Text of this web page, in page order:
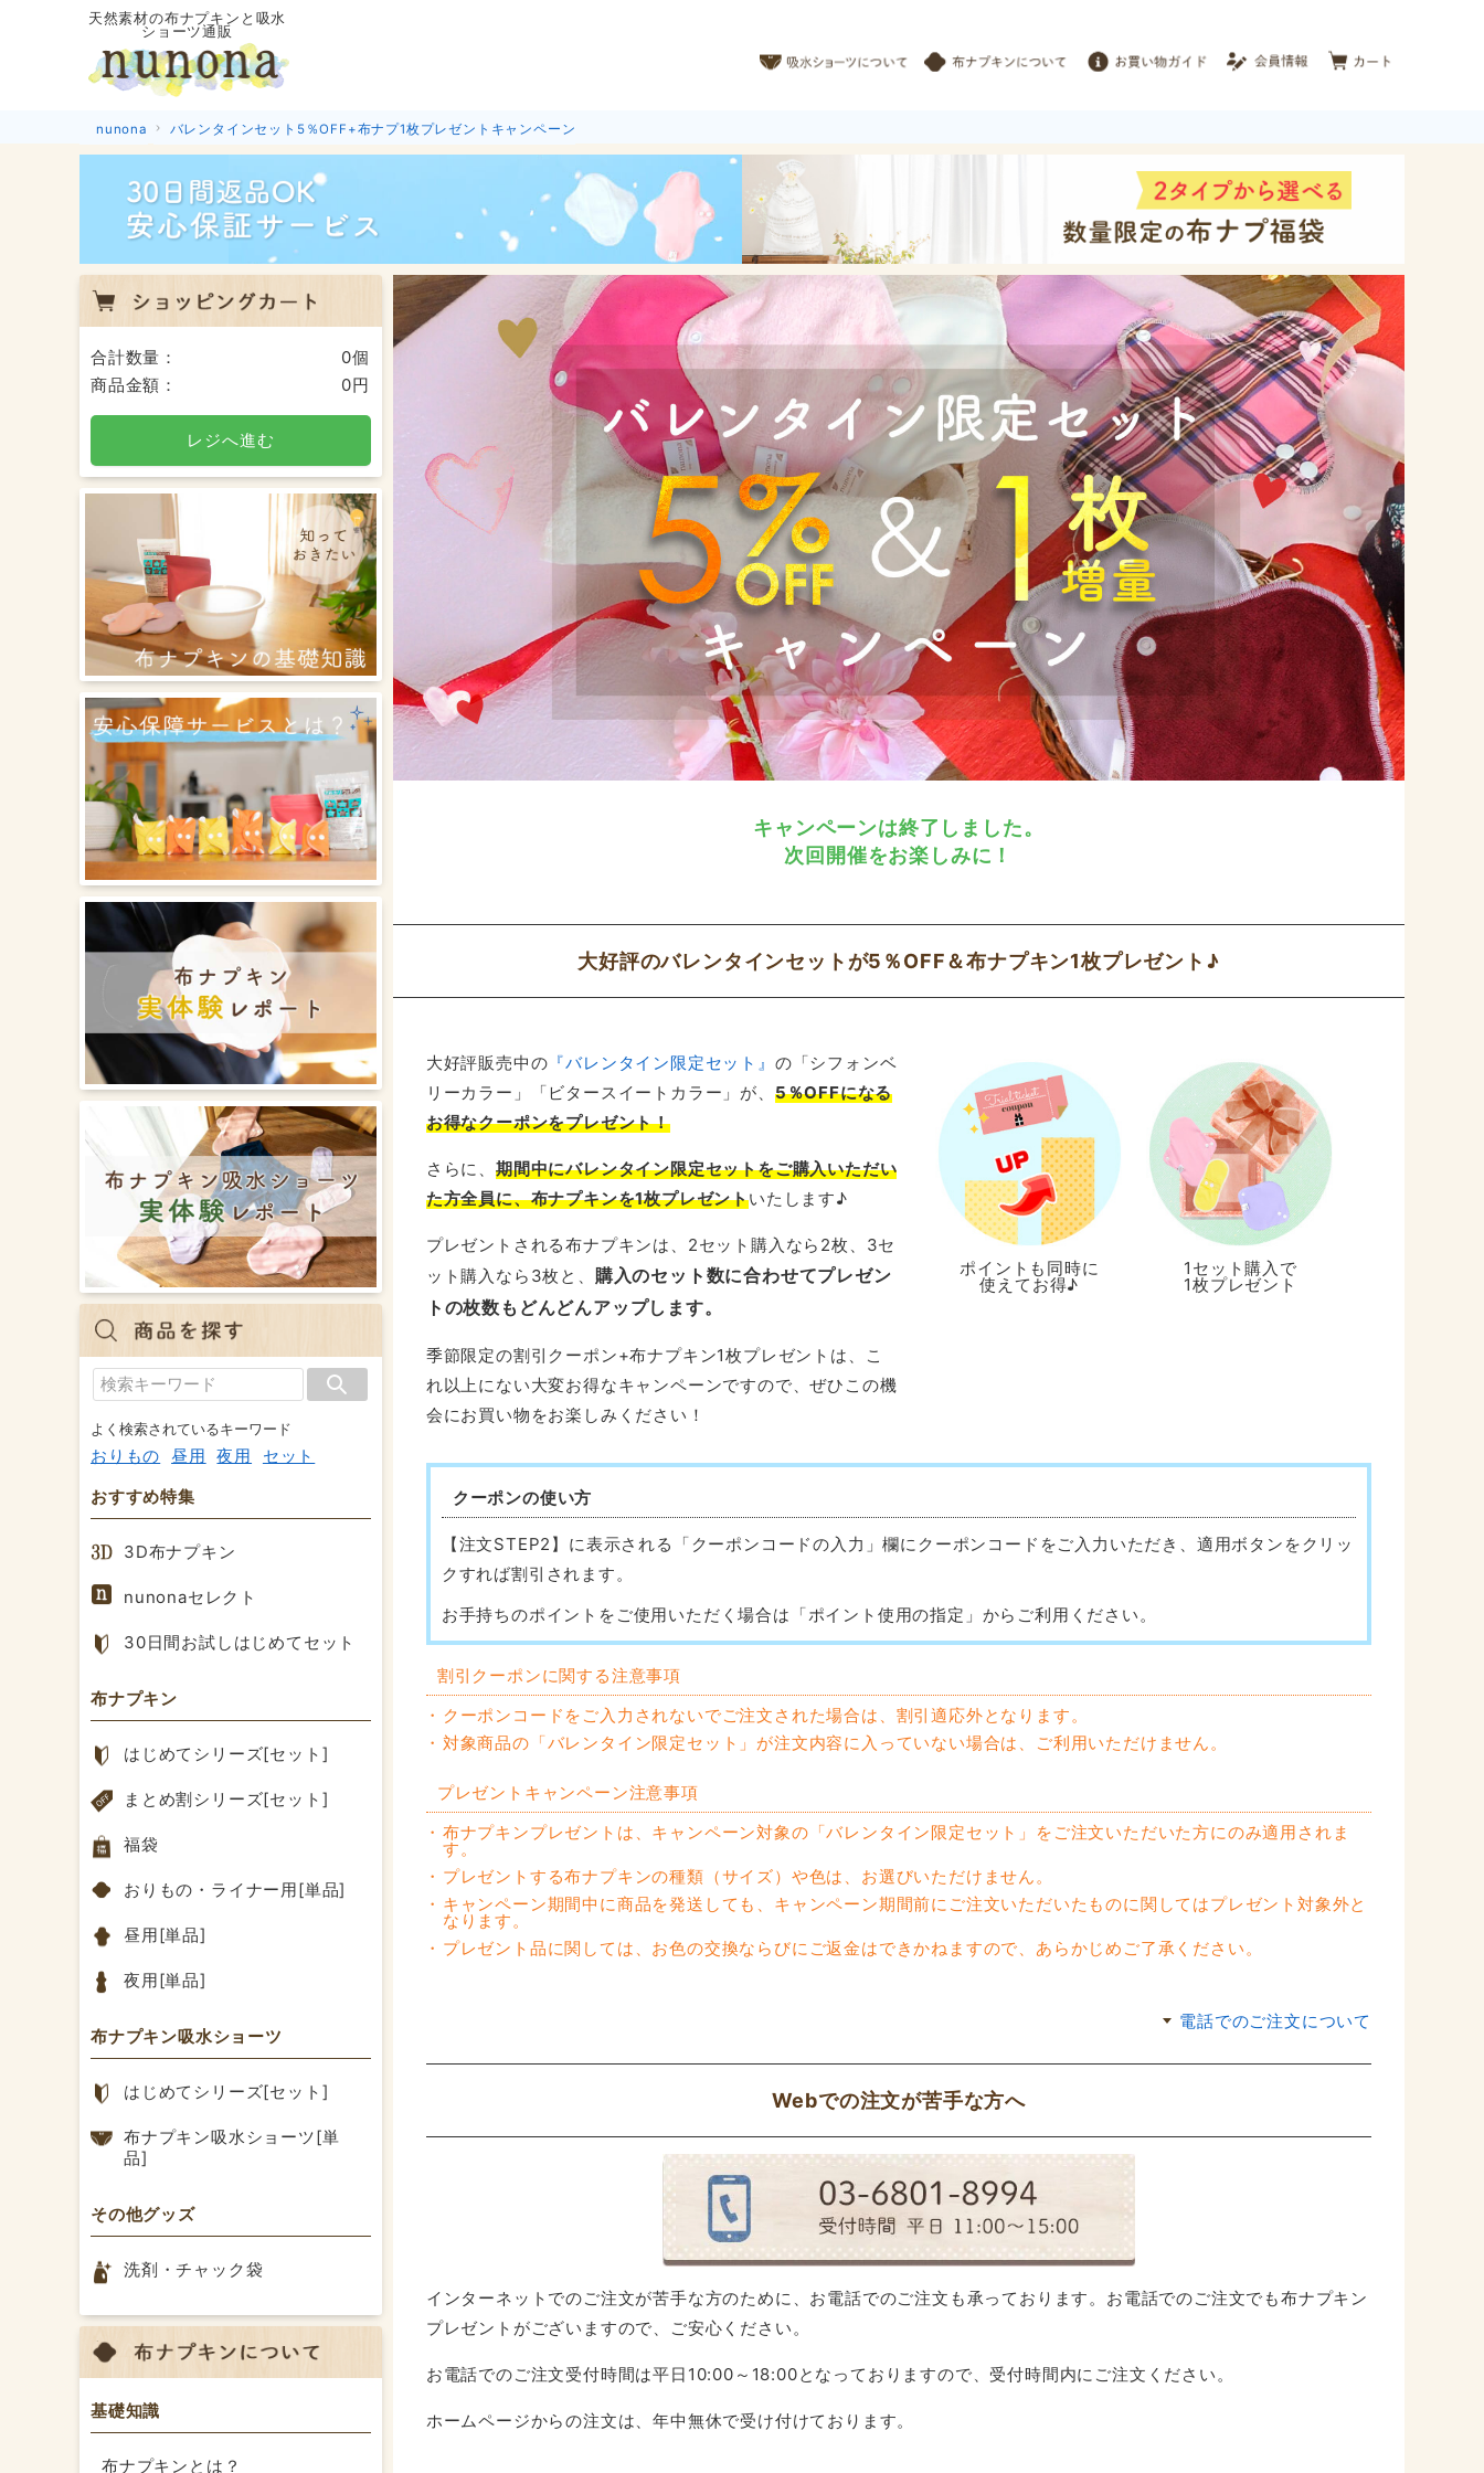
天然素材の布ナプキンと吸水
ショーツ通販
nunona バレンタインセット5％OFF+布ナプ1枚プレゼントキャンペーン
キャンペーンは終了しました。
次回開催をお楽しみに！
大好評のバレンタインセットが5％OFF＆布ナプキン1枚プレゼント♪
大好評販売中の 『バレンタイン限定セット』 の「シフォンベ
リーカラー」「ビタースイートカラー」が、 5％OFFになる
お得なクーポンをプレゼント！
さらに、 期間中にバレンタイン限定セットをご購入いただい
た方全員に、布ナプキンを1枚プレゼントいたします♪
プレゼントされる布ナプキンは、2セット購入なら2枚、3セ
ット購入なら3枚と、 購入のセット数に合わせてプレゼン
トの枚数もどんどんアップします。
季節限定の割引クーポン+布ナプキン1枚プレゼントは、こ
れ以上にない大変お得なキャンペーンですので、ぜひこの機
会にお買い物をお楽しみください！
ポイントも同時に
使えてお得♪
1セット購入で
1枚プレゼント
クーポンの使い方
【注文STEP2】に表示される「クーポンコードの入力」欄にクーポンコードをご入力いただき、適用ボタンをクリッ
クすれば割引されます。
お手持ちのポイントをご使用いただく場合は「ポイント使用の指定」からご利用ください。
割引クーポンに関する注意事項
クーポンコードをご入力されないでご注文された場合は、割引適応外となります。
対象商品の「バレンタイン限定セット」が注文内容に入っていない場合は、ご利用いただけません。
プレゼントキャンペーン注意事項
布ナプキンプレゼントは、キャンペーン対象の「バレンタイン限定セット」をご注文いただいた方にのみ適用されま
す。
プレゼントする布ナプキンの種類（サイズ）や色は、お選びいただけません。
キャンペーン期間中に商品を発送しても、キャンペーン期間前にご注文いただいたものに関してはプレゼント対象外と
なります。
プレゼント品に関しては、お色の交換ならびにご返金はできかねますので、あらかじめご了承ください。
電話でのご注文について
Webでの注文が苦手な方へ
インターネットでのご注文が苦手な方のために、お電話でのご注文も承っております。お電話でのご注文でも布ナプキン
プレゼントがございますので、ご安心ください。
お電話でのご注文受付時間は平日10:00～18:00となっておりますので、受付時間内にご注文ください。
ホームページからの注文は、年中無休で受け付けております。
合計数量：
0個
商品金額：
0円
レジへ進む
よく検索されているキーワード
おりもの 昼用 夜用
セット
おすすめ特集
3D布ナプキン
nunonaセレクト
30日間お試しはじめてセット
布ナプキン
はじめてシリーズ[セット]
まとめ割シリーズ[セット]
福袋
おりもの・ライナー用[単品]
昼用[単品]
夜用[単品]
布ナプキン吸水ショーツ
はじめてシリーズ[セット]
布ナプキン吸水ショーツ[単
品]
その他グッズ
洗剤・チャック袋
基礎知識
布ナプキンとは？